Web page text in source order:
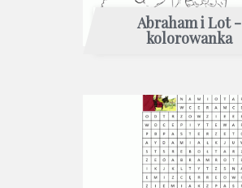
Abraham i Lot -
kolorowanka